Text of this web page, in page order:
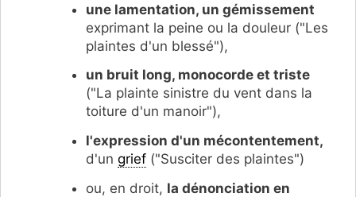
une lamentation, un gémissement
exprimant la peine ou la douleur ("Les
plaintes d'un blessé"),
un bruit long, monocorde et triste
("La plainte sinistre du vent dans la
toiture d'un manoir"),
l'expression d'un mécontentement,
d'un grief("Susciter des plaintes")
ou, en droit, la dénonciation en